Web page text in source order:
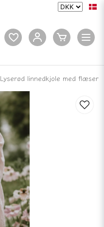
Lyserød linnedkjole med flæser